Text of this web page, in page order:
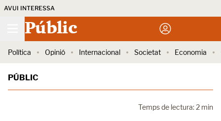
AVUI INTERESSA
Públic
Política Opinió Internacional Societat Economia
PÚBLIC
Temps de lectura: 2 min